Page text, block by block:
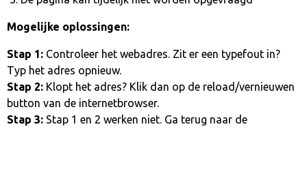
Mogelijke oplossingen:
Stap 1: Controleer het webadres. Zit er een typefout in?
Typ het adres opnieuw.
Stap 2: Klopt het adres? Klik dan op de reload/vernieuwen
button van de internetbrowser.
Stap 3: Stap 1 en 2 werken niet. Ga terug naar de